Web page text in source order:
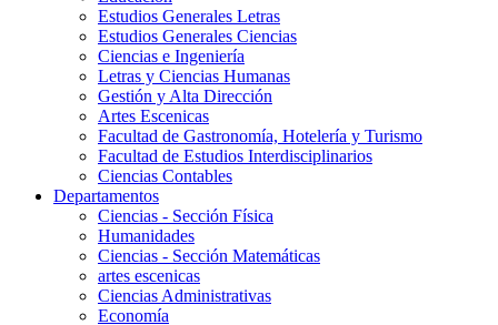
Estudios Generales Letras
Estudios Generales Ciencias
Ciencias e Ingeniería
Letras y Ciencias Humanas
Gestión y Alta Dirección
Artes Escenicas
Facultad de Gastronomía, Hotelería y Turismo
Facultad de Estudios Interdisciplinarios
Ciencias Contables
Departamentos
Ciencias - Sección Física
Humanidades
Ciencias - Sección Matemáticas
artes escenicas
Ciencias Administrativas
Economía